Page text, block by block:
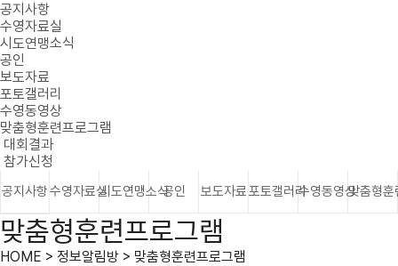
공지사항
수영자료실
시도연맹소식
공인
보도자료
포토갤러리
수영동영상
맞춤형훈련프로그램
대회결과
참가신청
공지사항수영자료실시도연맹소식공인 보도자료포토갤러리수영동영상맞춤형훈
맞춤형훈련프로그램
HOME > 정보알림방 > 맞춤형훈련프로그램